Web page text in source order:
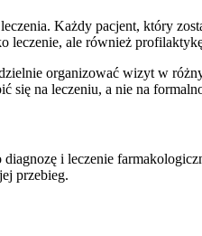
Każdy pacjent, który
leczenie, ale również
organizować wizyt w
się na leczeniu, a nie na
i leczenie
przebieg.